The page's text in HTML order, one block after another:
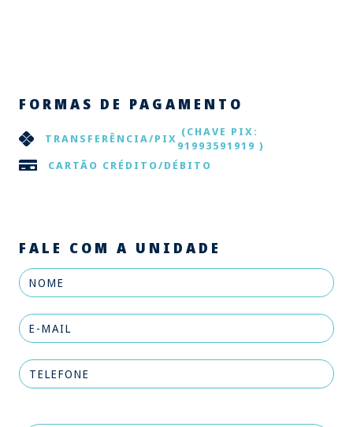
FORMAS DE PAGAMENTO
TRANSFERÊNCIA/PIX (CHAVE PIX:
91993591919 )
CARTÃO CRÉDITO/DÉBITO
FALE COM A UNIDADE